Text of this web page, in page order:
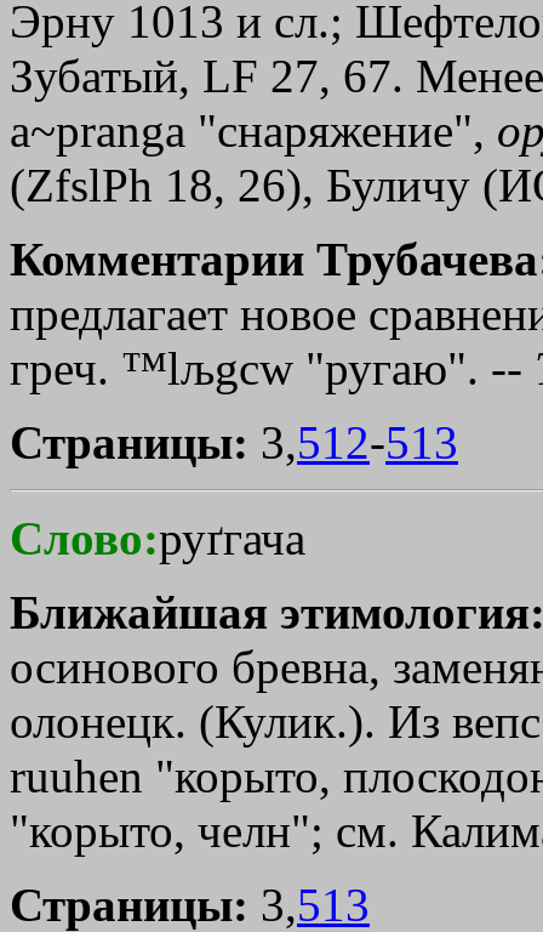
Эрну 1013 и сл.;
Зубатый, LF 27, 67.
a~pranga "снаряжение",
(ZfslPh 18, 26), Буличу
Комментарии
предлагает новое
греч. ™lљgcw "ругаю". --
Страницы: 3,512-513
Слово:руґгача
Ближайшая
осинового бревна,
олонецк. (Кулик.). Из
ruuhen "корыто,
"корыто, челн"; см.
Страницы: 3,513